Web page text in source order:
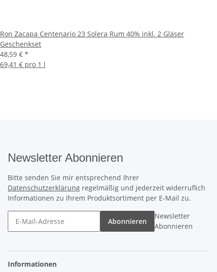
Ron Zacapa Centenario 23 Solera Rum 40% inkl. 2 Gläser
Geschenkset
48,59 € *
69,41 € pro 1 l
Newsletter Abonnieren
Bitte senden Sie mir entsprechend Ihrer
Datenschutzerklärung regelmäßig und jederzeit widerruflich
Informationen zu Ihrem Produktsortiment per E-Mail zu.
Abonnieren
Newsletter
Abonnieren
Informationen